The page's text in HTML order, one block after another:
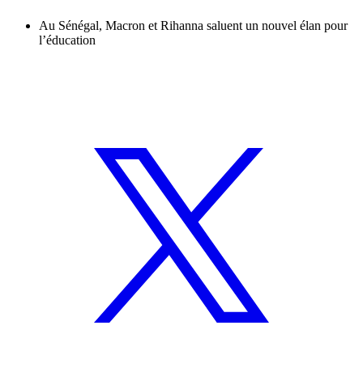
Au Sénégal, Macron et Rihanna saluent un nouvel élan pour
l’éducation